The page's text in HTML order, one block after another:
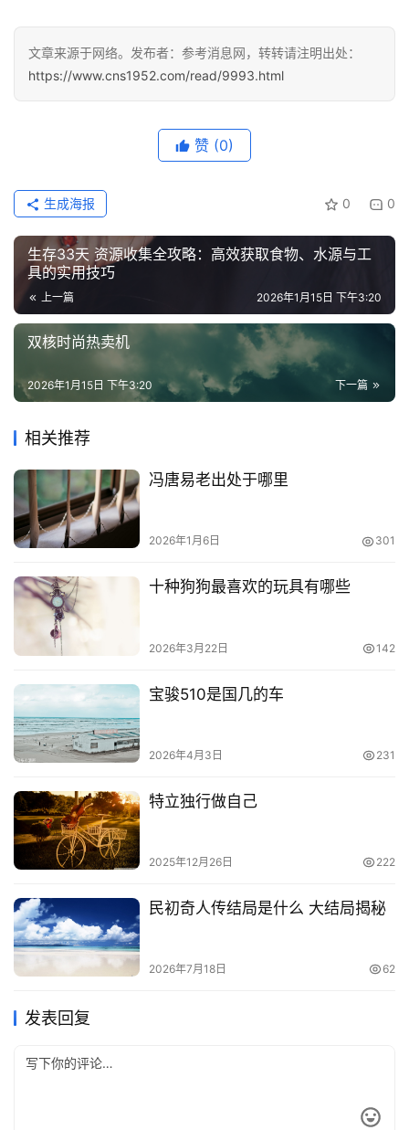
文章来源于网络。发布者：参考消息网，转转请注明出处：
https://www.cns1952.com/read/9993.html
赞 (0)
0 0
生成海报
生存33天 资源收集全攻略：高效获取食物、水源与工
具的实用技巧
上一篇 2026年1月15日 下午3:20
双核时尚热卖机
下一篇
2026年1月15日 下午3:20
相关推荐
冯唐易老出处于哪里
2026年1月6日 301
十种狗狗最喜欢的玩具有哪些
2026年3月22日 142
宝骏510是国几的车
2026年4月3日 231
特立独行做自己
2025年12月26日 222
民初奇人传结局是什么 大结局揭秘
2026年7月18日 62
发表回复